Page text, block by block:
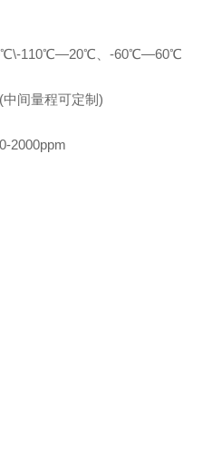
℃\-110℃—20℃ -60℃—60℃
(中间量程可定制 )
-2000ppm